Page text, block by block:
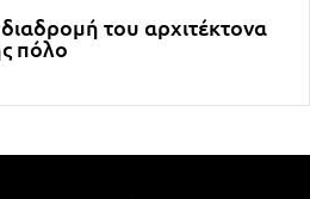
του αρχιτέκτονα
πόλο